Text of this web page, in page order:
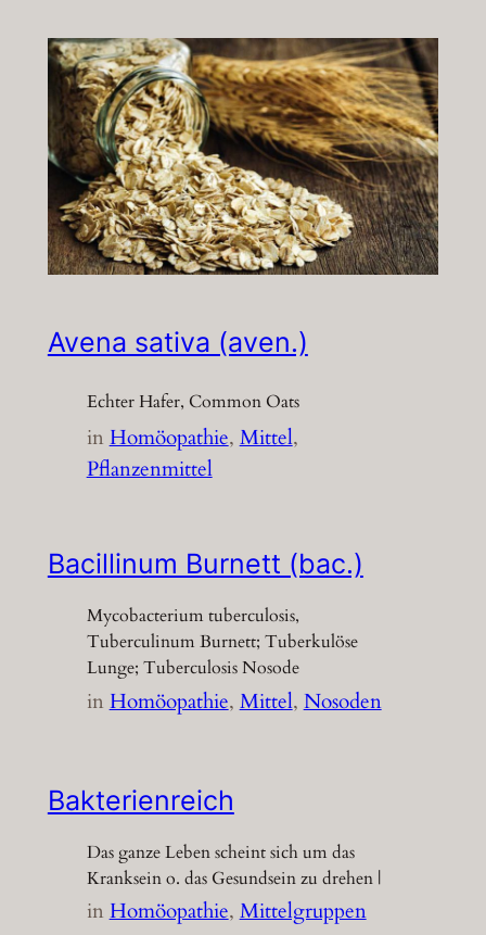
Avena sativa (aven.)
Echter Hafer, Common Oats
inHomöopathie, Mittel
Pflanzenmittel
Bacillinum Burnett (bac.)
Mycobacterium tuberculosis,
Tuberculinum Burnett; Tuberkulöse
Lunge; Tuberculosis Nosode
inHomöopathie, Mittel, Nosoden
Bakterienreich
Das ganze Leben scheint sich um das
Kranksein o. das Gesundsein zu drehen |
inHomöopathie, Mittelgruppen